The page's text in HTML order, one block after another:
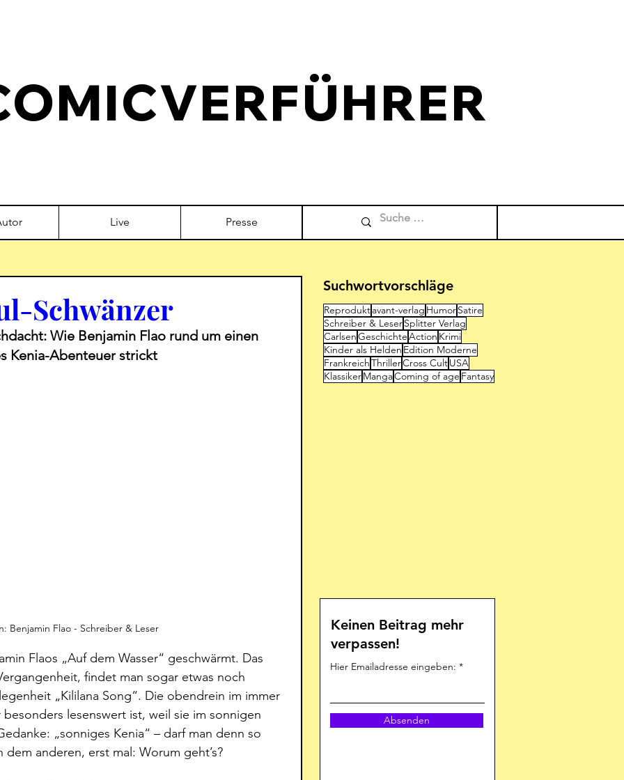
Live Presse
Schwänzer
Wie Benjamin Flao rund um einen
Kenia-Abenteuer strickt
Benjamin Flao - Schreiber & Leser
Flaos „Auf dem Wasser“ geschwärmt. Das
findet man sogar etwas noch
„Kililana Song“. Die obendrein im immer
lesenswert ist, weil sie im sonnigen
„sonniges Kenia“ – darf man denn so
anderen, erst mal: Worum geht’s?
Suchwortvorschläge
Reproduktavant-verlag HumorSatire
Schreiber & LeserSplitter Verlag
CarlsenGeschichteAction Krimi
Kinder als Helden Edition Moderne
FrankreichThrillerCross CultUSA
KlassikerMangaComing of age Fantasy
Keinen Beitrag mehr
verpassen!
Hier Emailadresse eingeben:
Absenden